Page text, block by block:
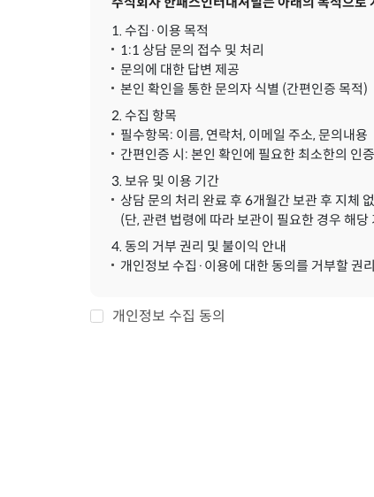
1. 수집·이용 목적
1:1 상담 문의 접수 및 처리
문의에 대한 답변 제공
본인 확인을 통한 문의자 식별 (간편인증 목적)
2. 수집 항목
필수항목: 이름, 연락처, 이메일 주소, 문의내용
간편인증 시: 본인 확인에 필요한 최소한의 인
3. 보유 및 이용 기간
상담 문의 처리 완료 후 6개월간 보관 후 지체
(단, 관련 법령에 따라 보관이 필요한 경우 해당
4. 동의 거부 권리 및 불이익 안내
개인정보 수집·이용에 대한 동의를 거부할 권
개인정보 수집 동의